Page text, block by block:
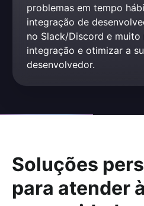
problemas em tempo
integração de
no Slack/Discord e muito
integração e otimizar a
desenvolvedor.
Soluções
para atender